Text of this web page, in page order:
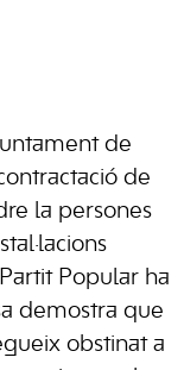
de
de
la persones
Popular ha
demostra que
obstinat a